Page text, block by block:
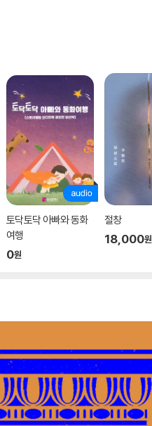
토닥토닥 아빠와 동화
여행
0원
절창
18,000원